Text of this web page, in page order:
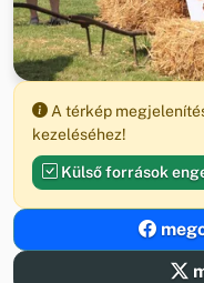
A térkép
kezeléséhez!
Külső források